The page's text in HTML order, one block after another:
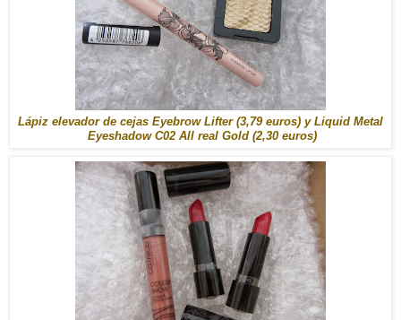
Lápiz elevador de cejas Eyebrow Lifter (3,79 euros) y Liquid Metal
Eyeshadow C02 All real Gold (2,30 euros)